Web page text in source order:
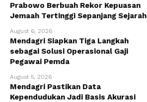
Prabowo Berbuah Rekor Kepuasan
Jemaah Tertinggi Sepanjang Sejarah
August 6, 2026
Mendagri Siapkan Tiga Langkah
sebagai Solusi Operasional Gaji
Pegawai Pemda
August 5, 2026
Mendagri Pastikan Data
Kependudukan Jadi Basis Akurasi